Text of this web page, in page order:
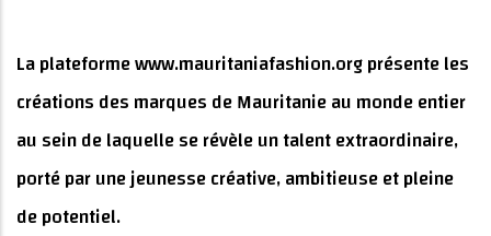
La plateforme www.mauritaniafashion.org présente les
créations des marques de Mauritanie au monde entier
au sein de laquelle se révèle un talent extraordinaire,
porté par une jeunesse créative, ambitieuse et pleine
de potentiel.